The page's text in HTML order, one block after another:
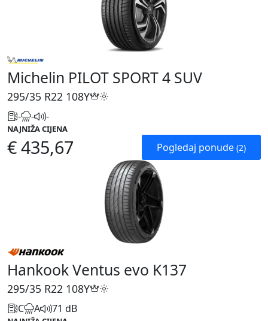
Michelin PILOT SPORT 4 SUV
295/35 R22 108Y
- - -
NAJNIŽA CIJENA
€ 435,67 Pogledaj ponude (2)
Hankook Ventus evo K137
295/35 R22 108Y
C A 71 dB